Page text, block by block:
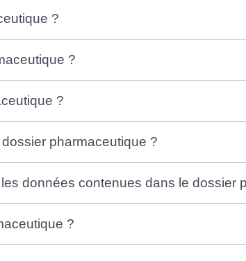
?
?
?
pharmaceutique ?
données contenues dans le dossier
?